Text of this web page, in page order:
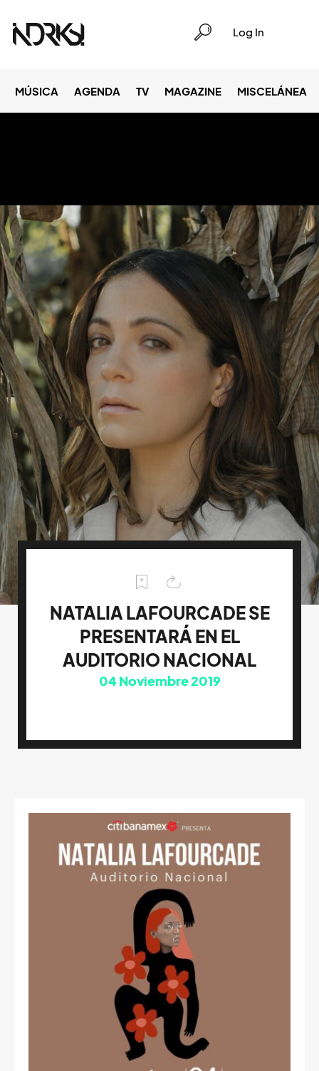
Log In
MÚSICA AGENDA TV MAGAZINE MISCELÁNEA
NATALIA LAFOURCADE SE
PRESENTARÁ EN EL
AUDITORIO NACIONAL
04Noviembre 2019